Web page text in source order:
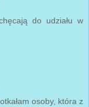
do udziału w
osoby, która z